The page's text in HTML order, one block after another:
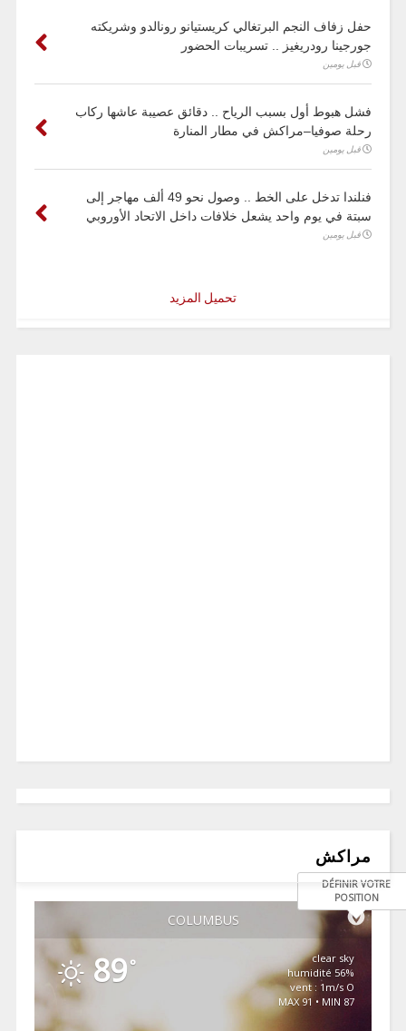
حفل زفاف النجم البرتغالي كريستيانو رونالدو وشريكته
جورجينا رودريغيز .. تسريبات الحضور
قبل يومين
فشل هبوط أول بسبب الرياح .. دقائق عصيبة عاشها ركاب
رحلة صوفيا–مراكش في مطار المنارة
قبل يومين
فنلندا تدخل على الخط .. وصول نحو 49 ألف مهاجر إلى
سبتة في يوم واحد يشعل خلافات داخل الاتحاد الأوروبي
قبل يومين
تحميل المزيد
مراكش
COLUMBUS
DÉFINIR VOTRE
POSITION
89 °
clear sky
56% humidité
vent : 1m/s O
MAX 91 • MIN 87